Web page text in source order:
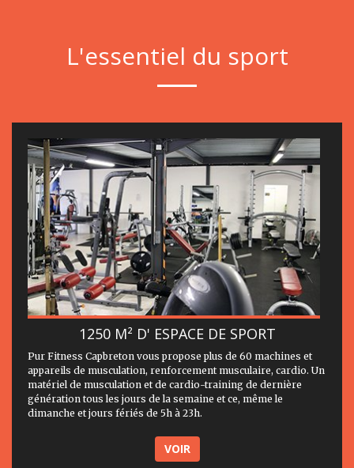
L'essentiel du sport
1250 M² D' ESPACE DE SPORT
Pur Fitness Capbreton vous propose plus de 60 machines et
appareils de musculation, renforcement musculaire, cardio. Un
matériel de musculation et de cardio-training de dernière
génération tous les jours de la semaine et ce, même le
dimanche et jours fériés de 5h à 23h.
VOIR